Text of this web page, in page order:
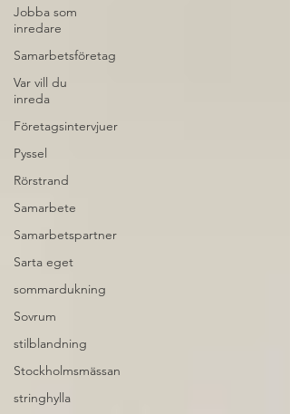
Jobba som
inredare
Samarbetsföretag
Var vill du
inreda
Företagsintervjuer
Pyssel
Rörstrand
Samarbete
Samarbetspartner
Sarta eget
sommardukning
Sovrum
stilblandning
Stockholmsmässan
stringhylla